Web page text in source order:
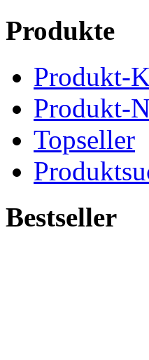
Produkte
Produkt-
Produkt-
Topseller
Bestseller